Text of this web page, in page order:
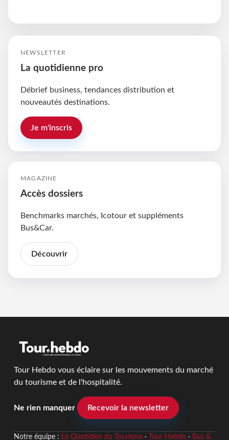
NEWSLETTER
La quotidienne pro
Débrief business, tendances distribution et
nouveautés destinations.
Je m'inscris
MAGAZINE
Accès dossiers
Benchmarks marchés, Icotour et suppléments
Bus&Car.
Découvrir
Tour Hebdo vous éclaire sur les mouvements du marché
du tourisme et de l'hospitalité.
Ne rien manquer Recevoir la newsletter
Notre équipe : Le Quotidien du Tourisme· Tour Hebdo· Bus &